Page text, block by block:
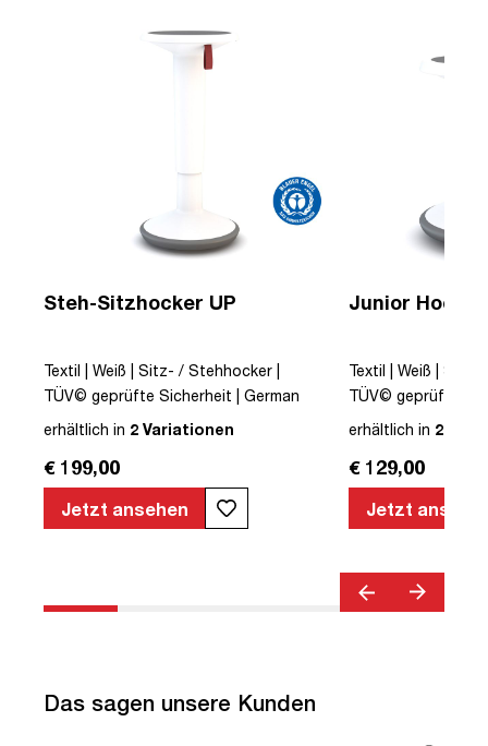
Steh-Sitzhocker UP
Textil | Weiß | Sitz- / Stehhocker |
TÜV© geprüfte Sicherheit | German
Design Award© | Höhenverstellbar |
erhältlich in 2 Variationen
€ 199,00
Jetzt ansehen
Junior Hocker
Textil | Weiß | Sitz-
TÜV© geprüfte
Design Award© |
erhältlich in 2
€ 129,00
Jetzt
Das sagen unsere Kunden